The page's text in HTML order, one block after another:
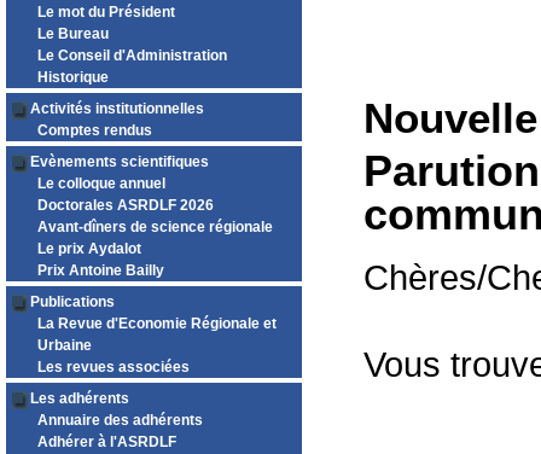
Le mot du Président
Le Bureau
Le Conseil d'Administration
Historique
Activités institutionnelles
Comptes rendus
Evènements scientifiques
Le colloque annuel
Doctorales ASRDLF 2026
Avant-dîners de science régionale
Le prix Aydalot
Prix Antoine Bailly
Publications
La Revue d'Economie Régionale et
Urbaine
Les revues associées
Les adhérents
Annuaire des adhérents
Adhérer à l'ASRDLF
Chères/
Vous